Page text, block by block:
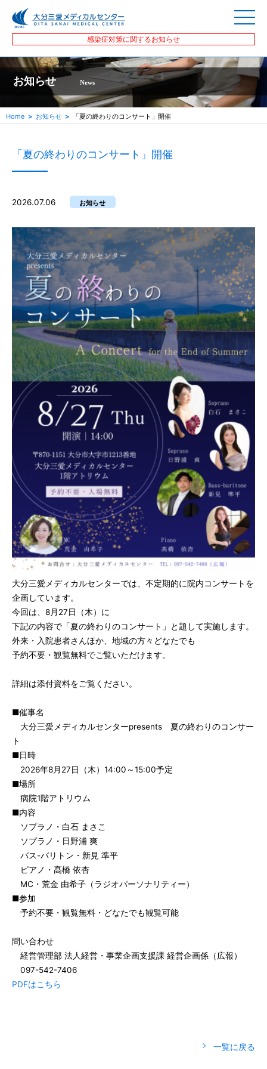
感染症対策に関するお知らせ
お知らせ News
Home お知らせ 「夏の終わりのコンサート」開催
「夏の終わりのコンサート」開催
2026.07.06 お知らせ
大分三愛メディカルセンターでは、不定期的に院内コンサートを
企画しています。
今回は、8月27日（木）に
下記の内容で「夏の終わりのコンサート」と題して実施します。
外来・入院患者さんほか、地域の方々どなたでも
予約不要・観覧無料でご覧いただけます。
詳細は添付資料をご覧ください。
■催事名
大分三愛メディカルセンターpresents 夏の終わりのコンサー
ト
■日時
2026年8月27日（木）14:00～15:00予定
■場所
病院1階アトリウム
■内容
ソプラノ・白石 まさこ
ソプラノ・日野浦 爽
バス-バリトン・新見 準平
ピアノ・髙橋 依杏
MC・荒金 由希子（ラジオパーソナリティー）
■参加
予約不要・観覧無料・どなたでも観覧可能
問い合わせ
経営管理部 法人経営・事業企画支援課 経営企画係（広報）
097-542-7406
PDFはこちら
一覧に戻る